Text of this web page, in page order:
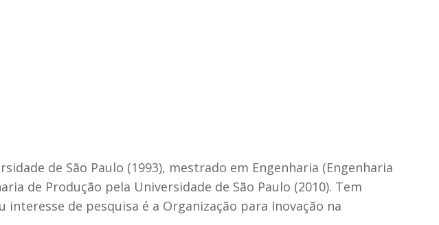
de São Paulo (1993), mestrado em Engenharia (Engenharia
de Produção pela Universidade de São Paulo (2010). Tem
de pesquisa é a Organização para Inovação na